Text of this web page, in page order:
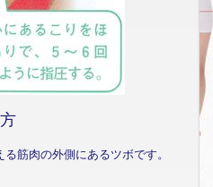
筋肉の外側にあるツボです。